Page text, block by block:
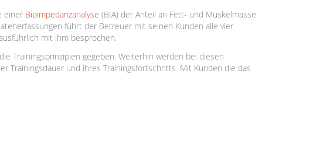
einer Bioimpedanzanalyse (BIA) der Anteil an Fett- und Muskelmasse
führt der Betreuer mit seinen Kunden alle vier
mit ihm besprochen.
Trainingsprinzipien gegeben. Weiterhin werden bei diesen
Trainingsdauer und ihres Trainingsfortschritts. Mit Kunden die das